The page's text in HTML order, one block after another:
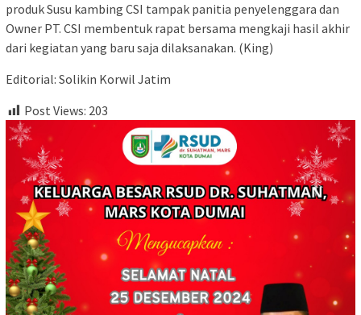
produk Susu kambing CSI tampak panitia penyelenggara dan
Owner PT. CSI membentuk rapat bersama mengkaji hasil akhir
dari kegiatan yang baru saja dilaksanakan. (King)
Editorial: Solikin Korwil Jatim
Post Views: 203